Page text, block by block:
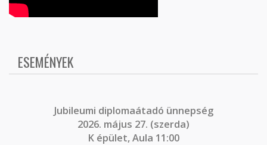
ESEMÉNYEK
Jubileumi diplomaátadó ünnepség
2026. május 27. (szerda)
K épület, Aula 11:00